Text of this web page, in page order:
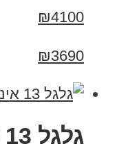
₪4100
₪3690